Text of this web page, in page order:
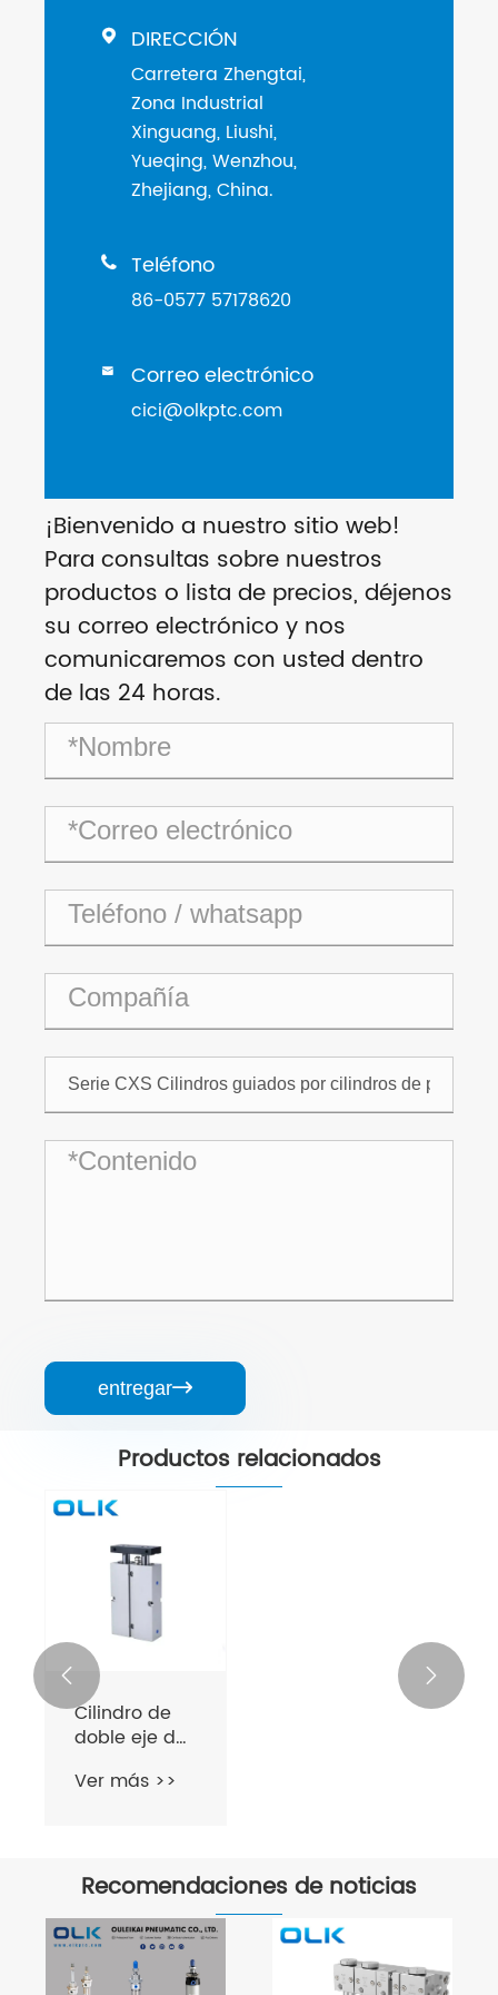
 DIRECCIÓN
Carretera Zhengtai,
Zona Industrial
Xinguang, Liushi,
Yueqing, Wenzhou,
Zhejiang, China.
 Teléfono
86-0577 57178620
 Correo electrónico
cici@olkptc.com
¡Bienvenido a nuestro sitio web!
Para consultas sobre nuestros
productos o lista de precios, déjenos
su correo electrónico y nos
comunicaremos con usted dentro
de las 24 horas.
entregar
Productos relacionados
Cilindro de
doble eje de
Ver más >>
 
Recomendaciones de noticias